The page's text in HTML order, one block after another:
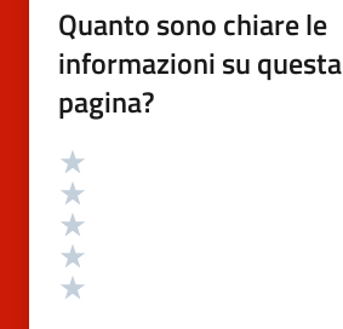
Quanto sono chiare le
informazioni su questa
pagina?
Valutazione